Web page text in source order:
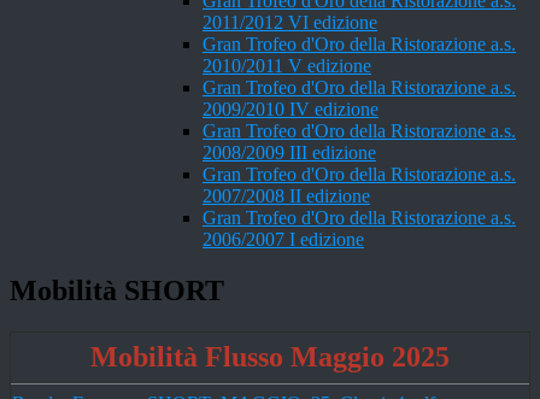
2011/2012 VI edizione
Gran Trofeo d'Oro della Ristorazione a.s.
2010/2011 V edizione
Gran Trofeo d'Oro della Ristorazione a.s.
2009/2010 IV edizione
Gran Trofeo d'Oro della Ristorazione a.s.
2008/2009 III edizione
Gran Trofeo d'Oro della Ristorazione a.s.
2007/2008 II edizione
Gran Trofeo d'Oro della Ristorazione a.s.
2006/2007 I edizione
Mobilità SHORT
Mobilità Flusso Maggio 2025